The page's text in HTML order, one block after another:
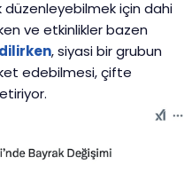
düzenleyebilmek için dahi
ve etkinlikler bazen
, siyasi bir grubun
edebilmesi, çifte